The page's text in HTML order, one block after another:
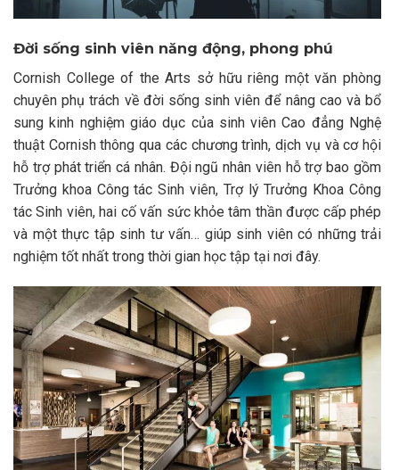
Đời sống sinh viên năng động, phong phú
Cornish College of the Arts sở hữu riêng một văn phòng
chuyên phụ trách về đời sống sinh viên để nâng cao và bổ
sung kinh nghiệm giáo dục của sinh viên Cao đẳng Nghệ
thuật Cornish thông qua các chương trình, dịch vụ và cơ hội
hỗ trợ phát triển cá nhân. Đội ngũ nhân viên hỗ trợ bao gồm
Trưởng khoa Công tác Sinh viên, Trợ lý Trưởng Khoa Công
tác Sinh viên, hai cố vấn sức khỏe tâm thần được cấp phép
và một thực tập sinh tư vấn… giúp sinh viên có những trải
nghiệm tốt nhất trong thời gian học tập tại nơi đây.